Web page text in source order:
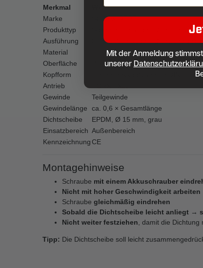
Merkmal
Wert
Marke
SCREW REBEL
Produkttyp
Spenglerschraube / Dichtschraube
Ausführung
2-teilig (Schraube + Dichtscheibe)
Material
Edelstahl A2 (V2A / AISI 304)
Oberfläche
Blank
Kopfform
Linsensenkkopf (ähnlich DIN 7995)
Antrieb
Gewinde
Teilgewinde
Gewindelänge
ca. 0,6 × Gesamtlänge
Dichtscheibe
EPDM, Ø 15 mm, grau
Einsatzbereich Außenbereich
Kennzeichnung CE
Montagehinweise
Schraube mit einem Akkuschrauber
Nicht mit hoher Geschwindigkeit arbeiten
Schraube gleichmäßig eindrehen
Sobald die Dichtscheibe leicht anliegt →
Nicht weiter festziehen , damit die
Tipp: Die Dichtscheibe soll leicht
Mit der Anmeldung
unserer